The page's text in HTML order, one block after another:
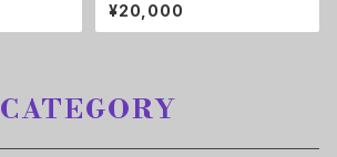
¥20,000
CATEGORY